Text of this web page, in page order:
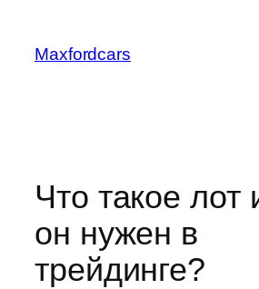
content
Maxfordcars
Что такое лот
он нужен в
трейдинге?